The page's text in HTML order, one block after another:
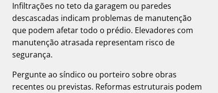
Infiltrações no teto da garagem ou paredes
descascadas indicam problemas de manutenção
que podem afetar todo o prédio. Elevadores com
manutenção atrasada representam risco de
segurança.
Pergunte ao síndico ou porteiro sobre obras
recentes ou previstas. Reformas estruturais podem